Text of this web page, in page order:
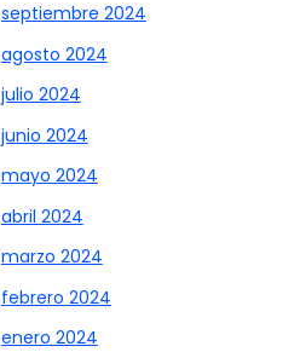
septiembre 2024
agosto 2024
julio 2024
junio 2024
mayo 2024
abril 2024
marzo 2024
febrero 2024
enero 2024